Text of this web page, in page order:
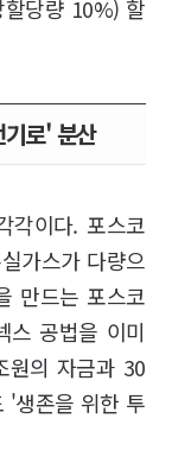
당량 10%) 할
로' 분산
각이다. 포스코
가스가 다량으
만드는 포스코
스 공법을 이미
원의 자금과 30
'생존을 위한 투